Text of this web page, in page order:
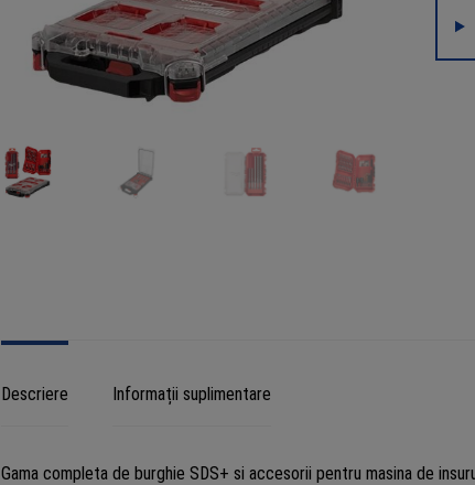
Descriere Informații suplimentare
Gama completa de burghie SDS+ si accesorii pentru masina de